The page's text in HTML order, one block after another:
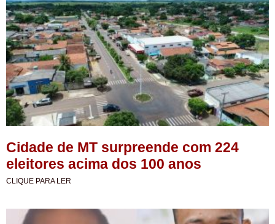
Cidade de MT surpreende com 224
eleitores acima dos 100 anos
CLIQUE PARA LER